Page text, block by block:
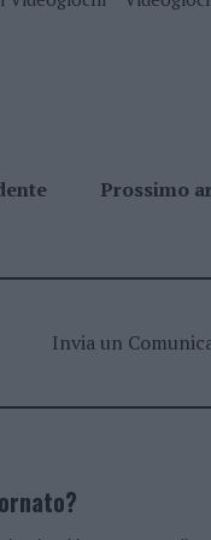
Prossimo
Invia un